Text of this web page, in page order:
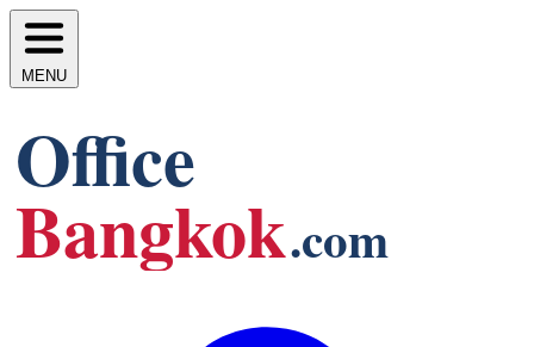
MENU
Office
Bangkok.com